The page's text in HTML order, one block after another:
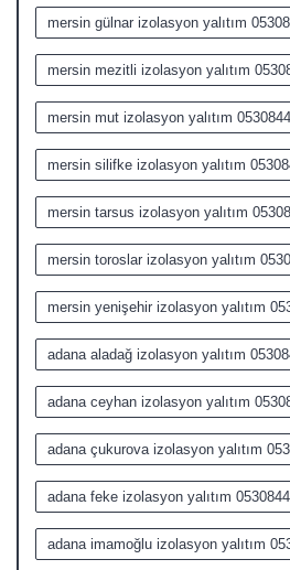
mersin gülnar izolasyon yalıtım
mersin mezitli izolasyon yalıtım
mersin mut izolasyon yalıtım
mersin silifke izolasyon yalıtım
mersin tarsus izolasyon yalıtım
mersin toroslar izolasyon yalıtım
mersin yenişehir izolasyon yalıtım
adana aladağ izolasyon yalıtım
adana ceyhan izolasyon yalıtım
adana çukurova izolasyon yalıtım
adana feke izolasyon yalıtım
adana imamoğlu izolasyon yalıtım